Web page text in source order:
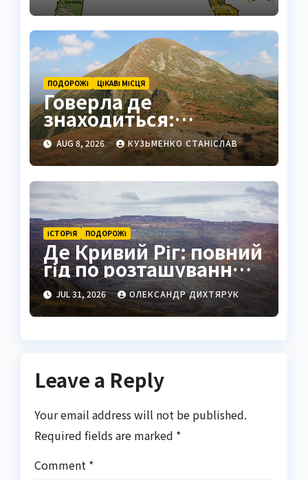
ПОДОРОЖІ ЦІКАВІ МІСЦЯ
Говерла де
знаходиться:
найвища вершина
України в серці
Карпат
AUG 8, 2026 КУЗЬМЕНКО СТАНІСЛАВ
ІСТОРІЯ ПОДОРОЖІ
Де Кривий Ріг: повний
гід по розташуванню,
історії та життю міста
JUL 31, 2026 ОЛЕКСАНДР ДИХТЯРУК
Leave a Reply
Your email address will not be published.
Required fields are marked *
Comment *